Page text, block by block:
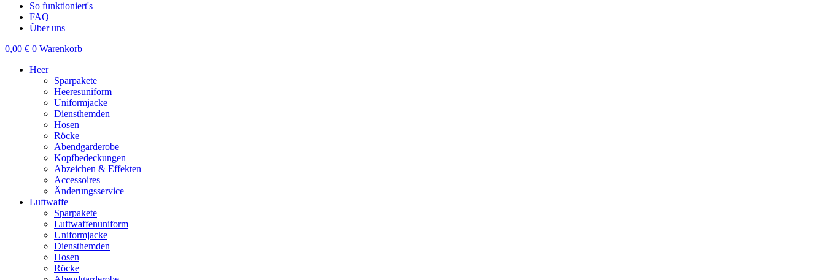
So funktioniert's
FAQ
Über uns
0,00 € 0 Warenkorb
Heer
Sparpakete
Heeresuniform
Uniformjacke
Diensthemden
Hosen
Röcke
Abendgarderobe
Kopfbedeckungen
Abzeichen & Effekten
Accessoires
Änderungsservice
Luftwaffe
Sparpakete
Luftwaffenuniform
Uniformjacke
Diensthemden
Hosen
Röcke